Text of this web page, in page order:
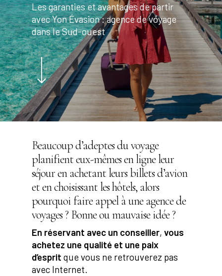
Les garanties et avantages de partir
avec Yon Évasion :agence de voyage
dans le Sud-ouest
Beaucoup d’adeptes du voyage
planifient eux-mêmes en ligne leur
séjour en achetant leurs billets d’avion
et en choisissant les hôtels, alors
pourquoi faire appel à une agence de
voyages ? Bonne ou mauvaise idée ?
En réservant avec un conseiller,vous
achetez une qualité et une paix
d’esprit que vous ne retrouverez pas
avec Internet.